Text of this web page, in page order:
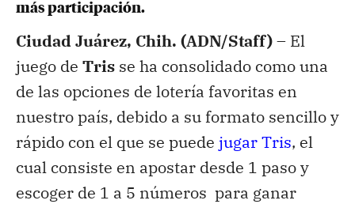
más participación.
Ciudad Juárez, Chih. (ADN/Staff) – El
juego de Tris se ha consolidado como una
de las opciones de lotería favoritas en
nuestro país, debido a su formato sencillo y
rápido con el que se puede jugar Tris, el
cual consiste en apostar desde 1 paso y
escoger de 1 a 5 números para ganar